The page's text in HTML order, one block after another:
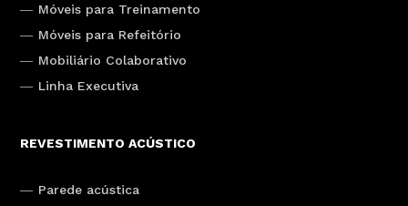
Móveis para Treinamento
Móveis para Refeitório
Mobiliário Colaborativo
Linha Executiva
REVESTIMENTO ACÚSTICO
Parede acústica